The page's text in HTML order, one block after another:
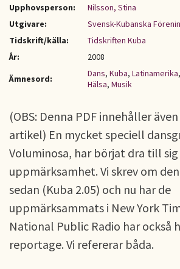
Upphovsperson:
Nilsson, Stina
Utgivare:
Svensk-Kubanska
Tidskrift/källa:
Tidskriften Kuba
År:
2008
Ämnesord:
Dans, Kuba, Latinamerika,
Hälsa, Musik
(OBS: Denna PDF innehåller
artikel) En mycket speciell
Voluminosa, har börjat dra till
uppmärksamhet. Vi skrev om
sedan (Kuba 2.05) och nu har de
uppmärksammats i New York
National Public Radio har också
reportage. Vi refererar båda.